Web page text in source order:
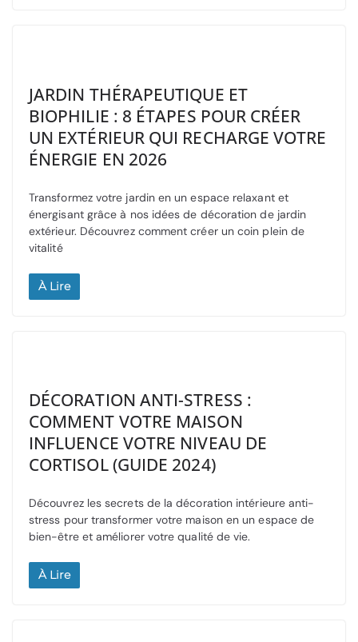
JARDIN THÉRAPEUTIQUE ET
BIOPHILIE : 8 ÉTAPES POUR CRÉER
UN EXTÉRIEUR QUI RECHARGE VOTRE
ÉNERGIE EN 2026
Transformez votre jardin en un espace relaxant et
énergisant grâce à nos idées de décoration de jardin
extérieur. Découvrez comment créer un coin plein de
vitalité
À Lire
DÉCORATION ANTI-STRESS :
COMMENT VOTRE MAISON
INFLUENCE VOTRE NIVEAU DE
CORTISOL (GUIDE 2024)
Découvrez les secrets de la décoration intérieure anti-
stress pour transformer votre maison en un espace de
bien-être et améliorer votre qualité de vie.
À Lire